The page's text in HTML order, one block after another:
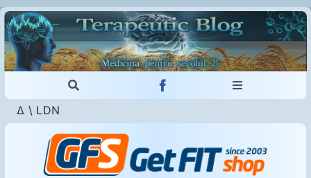
Skip
to
content
Toggle
Cautare...
Toggle
Imunologie
Dermatologie
Δ \ LDN